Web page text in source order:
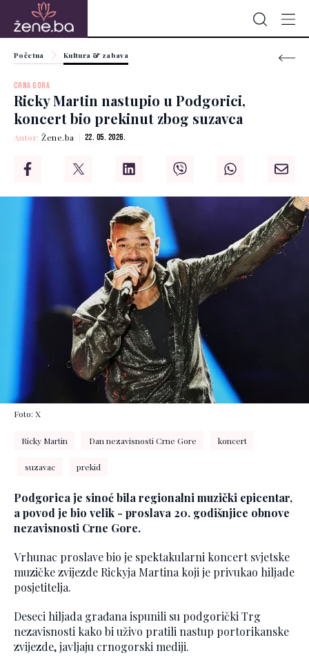
Početna Kultura & zabava
CRNA GORA
Ricky Martin nastupio u Podgorici,
koncert bio prekinut zbog suzavca
Autor:Žene.ba 22. 05. 2026.
Foto: X
Ricky Martin Dan nezavisnosti Crne Gore koncert
suzavac prekid
Podgorica je sinoć bila regionalni muzički epicentar,
a povod je bio velik - proslava 20. godišnjice obnove
nezavisnosti Crne Gore.
Vrhunac proslave bio je spektakularni koncert svjetske
muzičke zvijezde Rickyja Martina koji je privukao hiljade
posjetitelja.
Deseci hiljada građana ispunili su podgorički Trg
nezavisnosti kako bi uživo pratili nastup portorikanske
zvijezde, javljaju crnogorski mediji.